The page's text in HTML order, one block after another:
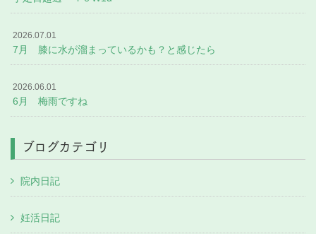
2026.07.01
7月 膝に水が溜まっているかも？と感じたら
2026.06.01
6月 梅雨ですね
ブログカテゴリ
院内日記
妊活日記